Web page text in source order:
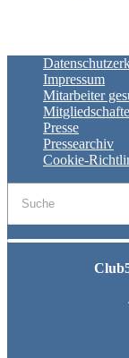
Impressum
Mitarbeiter
Presse
Pressearchiv
Cookie-